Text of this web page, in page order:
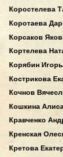
Коростелева
Коротаева
Корсаков Яков
Кортелева
Корябин Игорь
Кострикова
Кочнов
Кошкина
Кравченко
Кренская
Кретова